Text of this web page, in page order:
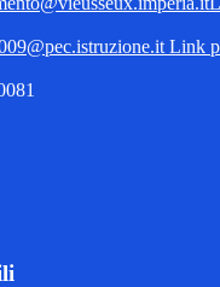
Link